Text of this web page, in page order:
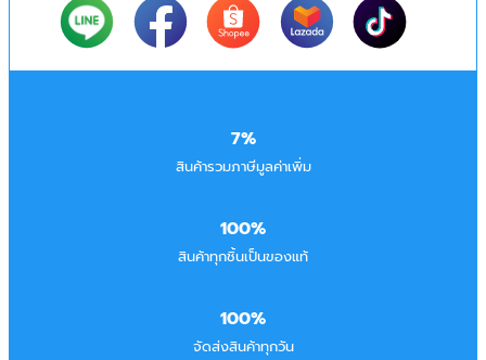
7%
สินค้ารวมภาษีมูลค่าเพิ่ม
100%
สินค้าทุกชิ้นเป็นของแท้
100%
จัดส่งสินค้าทุกวัน